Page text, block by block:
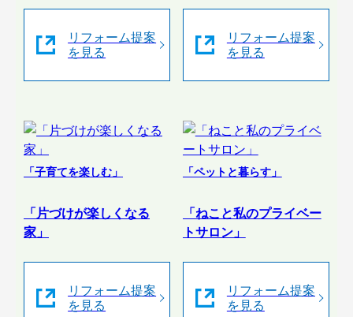
リフォーム提案
を見る
リフォーム提案
を見る
「子育てを楽しむ」
「片づけが楽しくなる
家」
リフォーム提案
を見る
「ペットと暮らす」
「ねこと私のプライベー
トサロン」
リフォーム提案
を見る